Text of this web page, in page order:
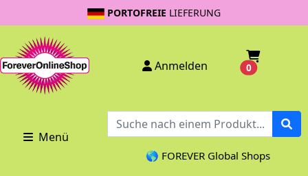
PORTOFREIE LIEFERUNG
Anmelden 0
Menü
🌎 FOREVER Global Shops